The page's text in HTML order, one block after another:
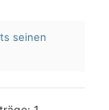
seinen